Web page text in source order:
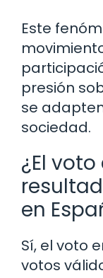
Este
presión
se
sociedad.
¿El
en
Sí, el voto
votos